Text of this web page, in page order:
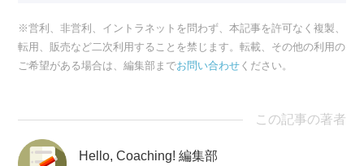
※営利、非営利、イントラネットを問わず、本記事を許可なく複製、
転用、販売など二次利用することを禁じます。転載、その他の利用の
ご希望がある場合は、編集部までお問い合わせ ください。
この記事の著者
Hello, Coaching! 編集部